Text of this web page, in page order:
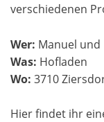
verschiedenen
Wer: Manuel und
Was: Hofladen
Wo: 3710
Hier findet ihr